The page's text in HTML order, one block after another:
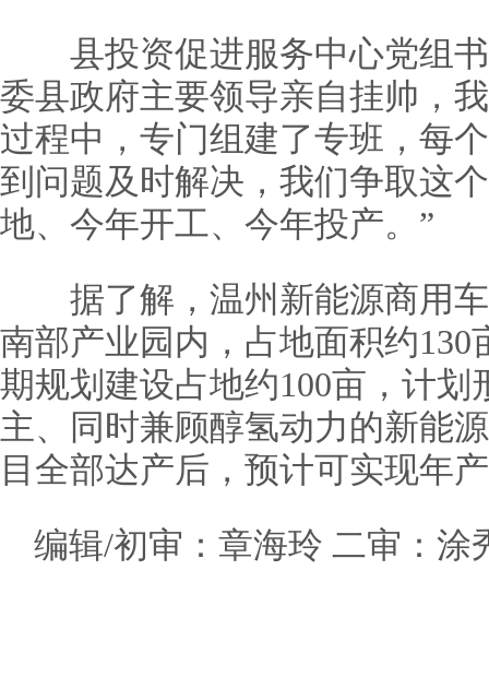
县投资促进服务中心党组书
委县政府主要领导亲自挂帅，
过程中，专门组建了专班，每
到问题及时解决，我们争取这
地、今年开工、今年投产。”
据了解，温州新能源商用车
南部产业园内，占地面积约130
期规划建设占地约100亩，计划
主、同时兼顾醇氢动力的新能
目全部达产后，预计可实现年
编辑/初审：章海玲 二审：涂